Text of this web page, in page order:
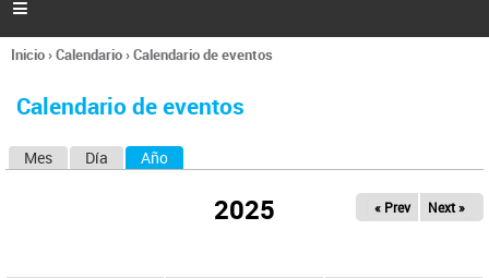
l

Se
usted
Inicio›Calendario›Calendario de eventos
Calendario de eventos
Mes Día Año
2025 « Prev Next »